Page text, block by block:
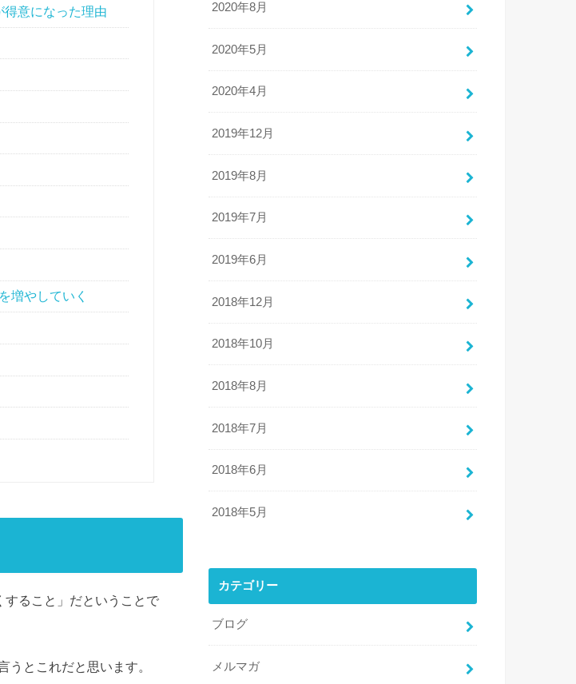
意になった理由
増やしていく
すること」だということで
とこれだと思います。
2020年8月
2020年5月
2020年4月
2019年12月
2019年8月
2019年7月
2019年6月
2018年12月
2018年10月
2018年8月
2018年7月
2018年6月
2018年5月
カテゴリー
ブログ
メルマガ